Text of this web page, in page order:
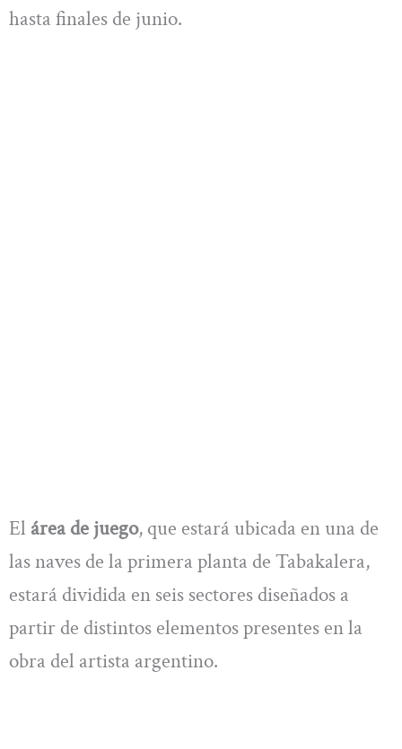
hasta finales de junio.
El área de juego, que estará ubicada en una de
las naves de la primera planta de Tabakalera,
estará dividida en seis sectores diseñados a
partir de distintos elementos presentes en la
obra del artista argentino.